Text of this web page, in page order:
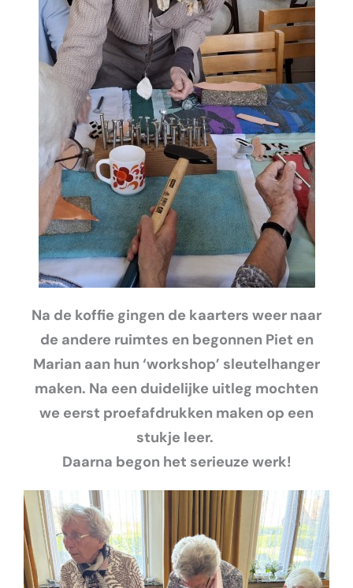
Na de koffie gingen de kaarters weer naar
de andere ruimtes en begonnen Piet en
Marian aan hun ‘workshop’ sleutelhanger
maken. Na een duidelijke uitleg mochten
we eerst proefafdrukken maken op een
stukje leer.
Daarna begon het serieuze werk!